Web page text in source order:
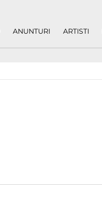
ANUNTURI ARTISTI